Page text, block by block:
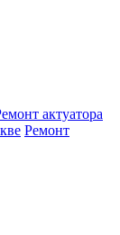
актуатора
Ремонт